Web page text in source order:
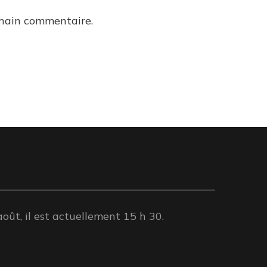
commentaire.
il est actuellement 15 h 30.